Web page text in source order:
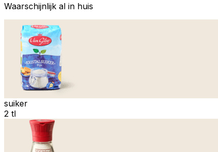
Waarschijnlijk al in huis
suiker
2 tl